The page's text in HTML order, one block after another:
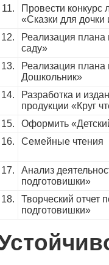
11.
Провести конкурс
«Сказки для дочки
12.
Реализация плана
саду»
13.
Реализация
Дошкольник»
14.
Разработка и
продукции «Круг
15.
Оформить
16.
Семейные чтения
17.
Анализ
подготовишки»
18.
Творческий отчет
подготовишки»